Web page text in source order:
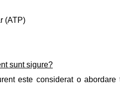
(ATP)
sunt sigure?
este considerat o